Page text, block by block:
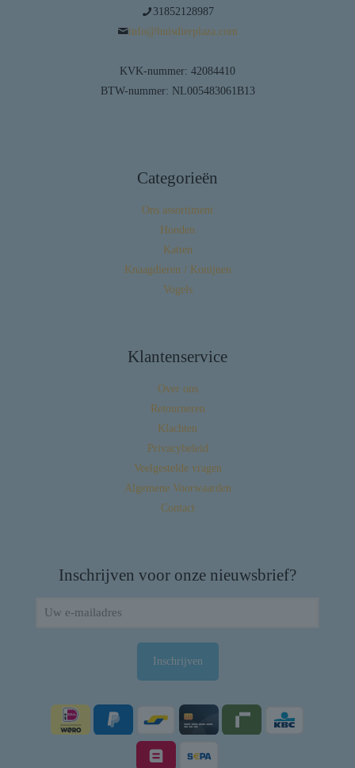
31852128987
info@huisdierplaza.com
KVK-nummer: 42084410
BTW-nummer: NL005483061B13
Categorieën
Ons assortiment
Honden
Katten
Knaagdieren / Konijnen
Vogels
Klantenservice
Over ons
Retourneren
Klachten
Privacybeleid
Veelgestelde vragen
Algemene Voorwaarden
Contact
Inschrijven voor onze nieuwsbrief?